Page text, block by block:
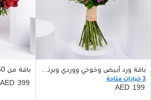
باقة ورد أبيض وخوخي ووردي وبرتقالي صغيرة الحجم مع شريط بني
3 خيارات متاحة
199
399